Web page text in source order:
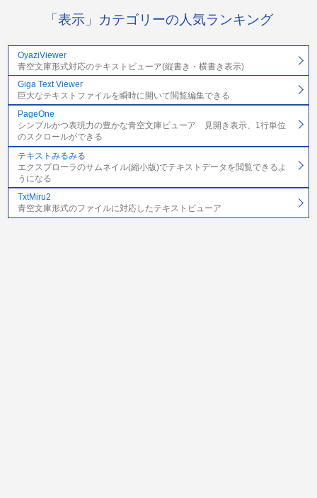
「表示」カテゴリーの人気ランキング
OyaziViewer
青空文庫形式対応のテキストビューア(縦書き・横書き表示)
Giga Text Viewer
巨大なテキストファイルを瞬時に開いて閲覧編集できる
PageOne
シンプルかつ表現力の豊かな青空文庫ビューア 見開き表示、1行単位
のスクロールができる
テキストみるみる
エクスプローラのサムネイル(縮小版)でテキストデータを閲覧できるよ
うになる
TxtMiru2
青空文庫形式のファイルに対応したテキストビューア